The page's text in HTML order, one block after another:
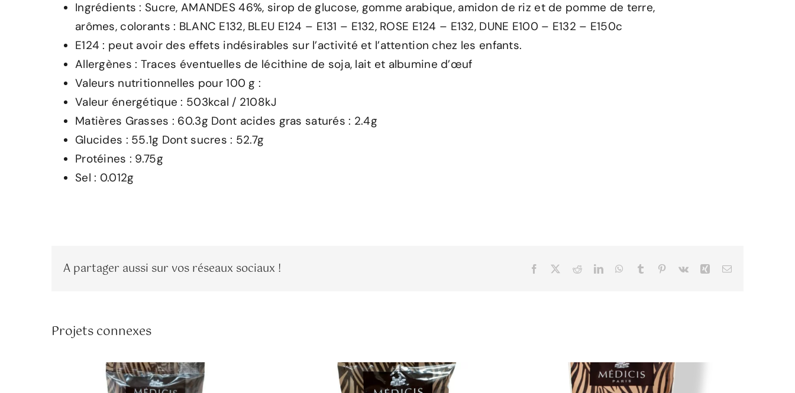
Ingrédients : Sucre, AMANDES 46%, sirop de glucose, gomme arabique, amidon de riz et de pomme de terre,
arômes, colorants : BLANC E132, BLEU E124 – E131 – E132, ROSE E124 – E132, DUNE E100 – E132 – E150c
E124 : peut avoir des effets indésirables sur l’activité et l’attention chez les enfants.
Allergènes : Traces éventuelles de lécithine de soja, lait et albumine d’œuf
Valeurs nutritionnelles pour 100 g :
Valeur énergétique : 503kcal / 2108kJ
Matières Grasses : 60.3g Dont acides gras saturés : 2.4g
Glucides : 55.1g Dont sucres : 52.7g
Protéines : 9.75g
Sel : 0.012g
A partager aussi sur vos réseaux sociaux ! Facebook RedditLinkedInWhatsApp
Tumblr Pinterest
Vk XingEmail
Projets connexes